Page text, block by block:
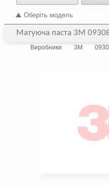
Оберіть модель
Матуюча паста 3M
Виробники 3M